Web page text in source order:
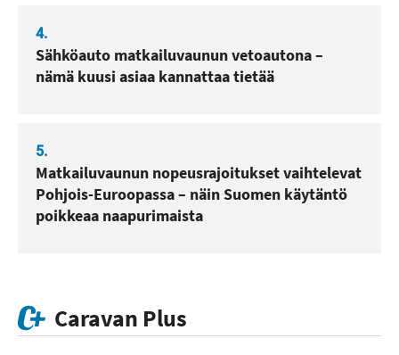
4.
Sähköauto matkailuvaunun vetoautona –
nämä kuusi asiaa kannattaa tietää
5.
Matkailuvaunun nopeusrajoitukset vaihtelevat
Pohjois-Euroopassa – näin Suomen käytäntö
poikkeaa naapurimaista
Caravan Plus